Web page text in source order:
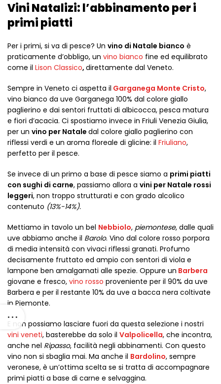
Vini Natalizi: l’abbinamento per i
primi piatti
Per i primi, si va di pesce? Un vino di Natale bianco è
praticamente d’obbligo, un vino bianco fine ed equilibrato
come il Lison Classico, direttamente dal Veneto.
Sempre in Veneto ci aspetta il Garganega Monte Cristo,
vino bianco da uve Garganega 100% dal colore giallo
paglierino e dai sentori fruttati di albicocca, pesca matura
e fiori d’acacia. Ci spostiamo invece in Friuli Venezia Giulia,
per un vino per Natale dal colore giallo paglierino con
riflessi verdi e un aroma floreale di glicine: il Friuliano,
perfetto per il pesce.
Se invece di un primo a base di pesce siamo a primi piatti
con sughi di carne, passiamo allora a vini per Natale rossi
leggeri, non troppo strutturati e con grado alcolico
contenuto (13%-14%).
Mettiamo in tavolo un bel Nebbiolo, piemontese, dalle quali
uve abbiamo anche il Barolo. Vino dal colore rosso porpora
di media intensità con vivaci riflessi granati. Profumo
decisamente fruttato ed ampio con sentori di viola e
lampone ben amalgamati alle spezie. Oppure un Barbera
giovane e fresco, vino rosso proveniente per il 90% da uve
Barbera e per il restante 10% da uve a bacca nera coltivate
in Piemonte.
E non possiamo lasciare fuori da questa selezione i nostri
vini veneti, basterebbe da solo il Valpolicella, che incontra,
anche nel Ripasso, facilità negli abbinamenti. Con questo
vino non si sbaglia mai. Ma anche il Bardolino, sempre
veronese, è un’ottima scelta se si tratta di accompagnare
primi piatti a base di carne e selvaggina.